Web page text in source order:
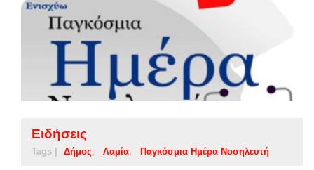
Ειδήσεις
Tags | Δήμος Λαμία Παγκόσμια Ημέρα Νοσηλευτή